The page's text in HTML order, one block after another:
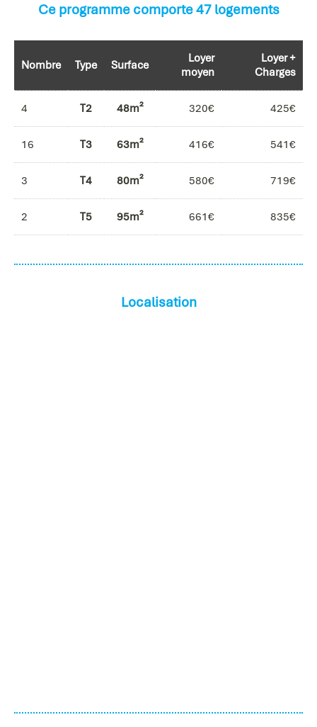
Ce programme comporte 47 logements
Nombre Type Surface
Loyer
moyen
Loyer +
Charges
4 T2 48m² 320€ 425€
16 T3 63m² 416€ 541€
3 T4 80m² 580€ 719€
2 T5 95m² 661€ 835€
Localisation